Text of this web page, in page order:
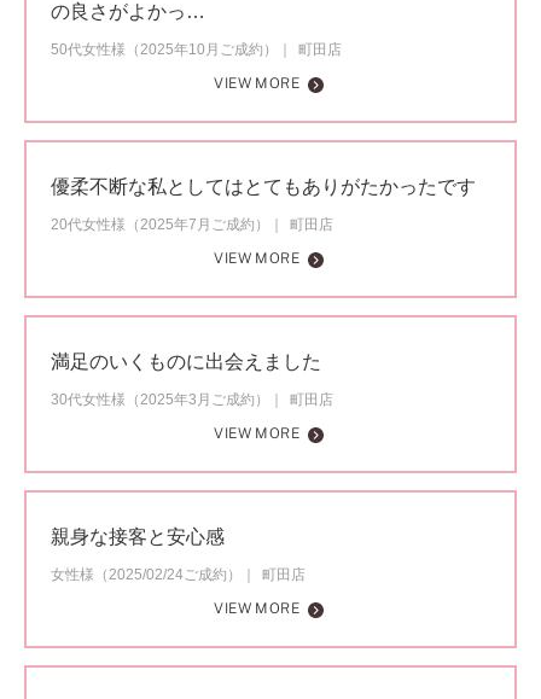
の良さがよかっ…
50代女性様（2025年10月ご成約）
町田店
VIEW MORE
優柔不断な私としてはとてもありがたかったです
20代女性様（2025年7月ご成約）
町田店
VIEW MORE
満足のいくものに出会えました
30代女性様（2025年3月ご成約）
町田店
VIEW MORE
親身な接客と安心感
女性様（2025/02/24ご成約）
町田店
VIEW MORE